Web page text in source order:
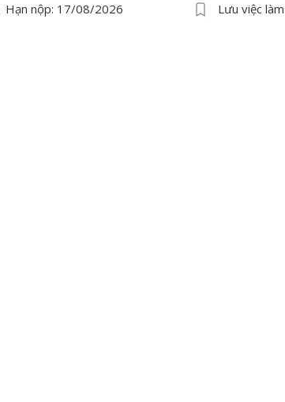
Hạn nộp: 17/08/2026 Lưu việc làm